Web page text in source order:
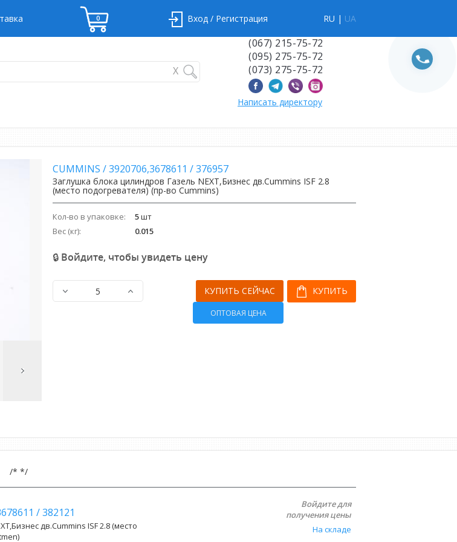
Вход / Регистрация RU | UA
X
(067) 215-75-72
(095) 275-75-72
(073) 275-75-72
Написать директору
CUMMINS /3920706,3678611 /376957
Заглушка блока цилиндров Газель NEXT,Бизнес дв.Cummins ISF 2.8
(место подогревателя) (пр-во Cummins)
Кол-во в упаковке: 5шт
Вес (кг):
0.015
🔒 Войдите, чтобы увидеть цену
КУПИТЬ
КУПИТЬ СЕЙЧАС
ОПТОВАЯ ЦЕНА
/* */
/382121
дв.Cummins ISF 2.8 (место
Войдите для
получения цены
На складе